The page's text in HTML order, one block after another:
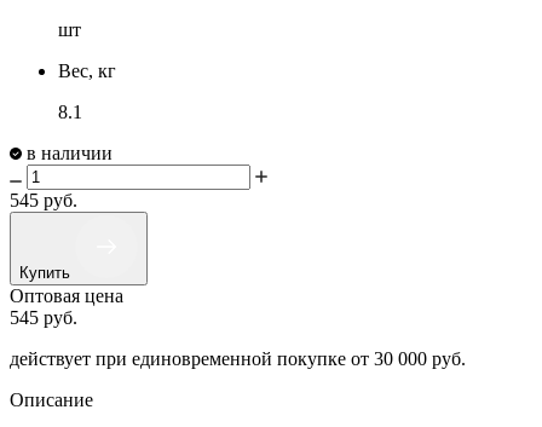
шт
Вес, кг
8.1
в наличии
545 руб.
Купить
Оптовая цена
545 руб.
действует при единовременной покупке от 30 000 руб.
Описание